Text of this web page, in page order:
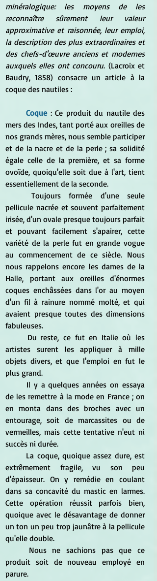
minéralogique: les moyens de les
reconnaître sûrement leur valeur
approximative et raisonnée, leur emploi,
la description des plus extraordinaires et
des chefs-d'œuvre anciens et modernes
auxquels elles ont concouru. (Lacroix et
Baudry, 1858) consacre un article à la
coque des nautiles :
Coque : Ce produit du nautile des
mers des Indes, tant porté aux oreilles de
nos grands mères, nous semble participer
et de la nacre et de la perle ; sa solidité
égale celle de la première, et sa forme
ovoïde, quoiqu'elle soit due à l'art, tient
essentiellement de la seconde.
pellicule nacrée et souvent parfaitement
irisée, d'un ovale presque toujours parfait
et pouvant facilement s'apairer, cette
variété de la perle fut en grande vogue
au commencement de ce siècle. Nous
nous rappelons encore les dames de la
Halle, portant aux oreilles d'énormes
coques enchâssées dans l'or au moyen
d'un fil à rainure nommé molté, et qui
avaient presque toutes des dimensions
fabuleuses.
artistes surent les appliquer à mille
objets divers, et que l'emploi en fut le
plus grand.
de les remettre à la mode en France ; on
en monta dans des broches avec un
entourage, soit de marcassites ou de
vermeilles, mais cette tentative n'eut ni
succès ni durée.
extrêmement fragile, vu son peu
d'épaisseur. On y remédie en coulant
dans sa concavité du mastic en larmes.
Cette opération réussit parfois bien,
quoique avec le désavantage de donner
un ton un peu trop jaunâtre à la pellicule
qu'elle double.
produit soit de nouveau employé en
parure.